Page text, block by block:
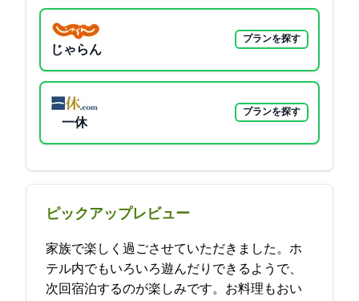
じゃらん
プランを探す
一休
プランを探す
ピックアップレビュー
家族で楽しく過ごさせていただきました。ホ
テル内でもいろいろ遊んだりできるようで、
次回宿泊するのが楽しみです。お料理もおい